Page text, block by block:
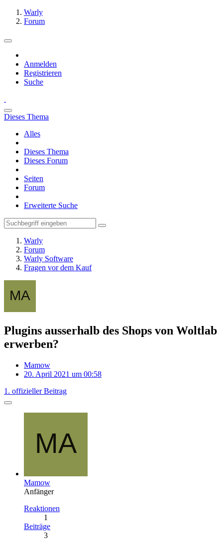
Warly
Forum
Anmelden
Registrieren
Suche
Dieses Thema
Alles
Dieses Thema
Dieses Forum
Seiten
Forum
Erweiterte Suche
Warly
Forum
Warly Software
Fragen vor dem Kauf
Plugins ausserhalb des Shops von Woltlab
erwerben?
Mamow
20. April 2021 um 00:58
1. offizieller Beitrag
Mamow
Anfänger
Reaktionen
1
Beiträge
3